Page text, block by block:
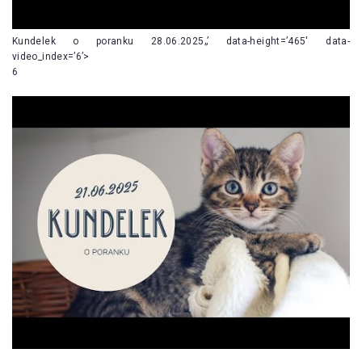
Kundelek o poranku 28.06.2025„’ data-height=’465′ data-
video_index=’6’>
6